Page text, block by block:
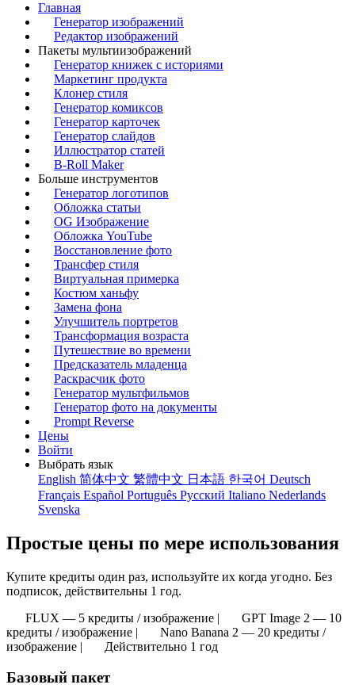
Главная
Генератор изображений
Редактор изображений
Пакеты мультиизображений
Генератор книжек с историями
Маркетинг продукта
Клонер стиля
Генератор комиксов
Генератор карточек
Генератор слайдов
Иллюстратор статей
B-Roll Maker
Больше инструментов
Генератор логотипов
Обложка статьи
OG Изображение
Обложка YouTube
Восстановление фото
Трансфер стиля
Виртуальная примерка
Костюм ханьфу
Замена фона
Улучшитель портретов
Трансформация возраста
Путешествие во времени
Предсказатель младенца
Раскрасчик фото
Генератор мультфильмов
Генератор фото на документы
Prompt Reverse
Цены
Войти
Выбрать язык
English 简体中文 繁體中文 日本語 한국어 Deutsch
Français Español Português Русский Italiano Nederlands
Svenska
Простые цены по мере использования
Купите кредиты один раз, используйте их когда угодно. Без
подписок, действительны 1 год.
FLUX — 5 кредиты / изображение |
GPT Image 2 — 10
кредиты / изображение |
Nano Banana 2 — 20 кредиты /
изображение | Действительно 1 год
Базовый пакет